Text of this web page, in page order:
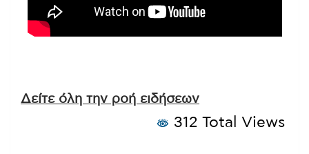
Δείτε όλη την ροή ειδήσεων
312 Total Views